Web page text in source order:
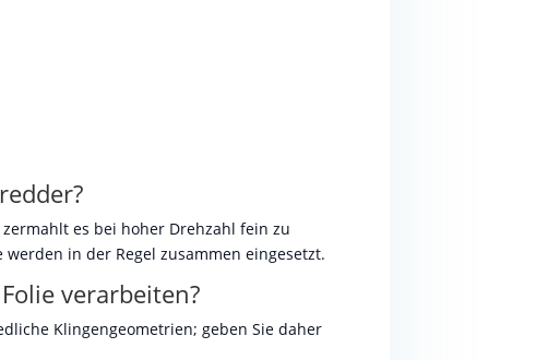
es bei hoher Drehzahl fein zu
in der Regel zusammen eingesetzt.
verarbeiten?
Klingengeometrien; geben Sie daher